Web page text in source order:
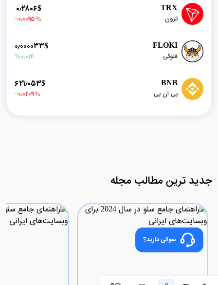
TRX
ترون
۰٫۲۸۰۶$
%‎−۰٫۰۰۹۵
FLOKI
فلوکی
۰٫۰۰۰۰۳۳$
%۰٫۰۱۴
BNB
بی ان بی
۶۲۱٫۰۵۳$
%‎−۰٫۰۲۰۹
جدید ترین مطالب مجله
سوالی دارید؟